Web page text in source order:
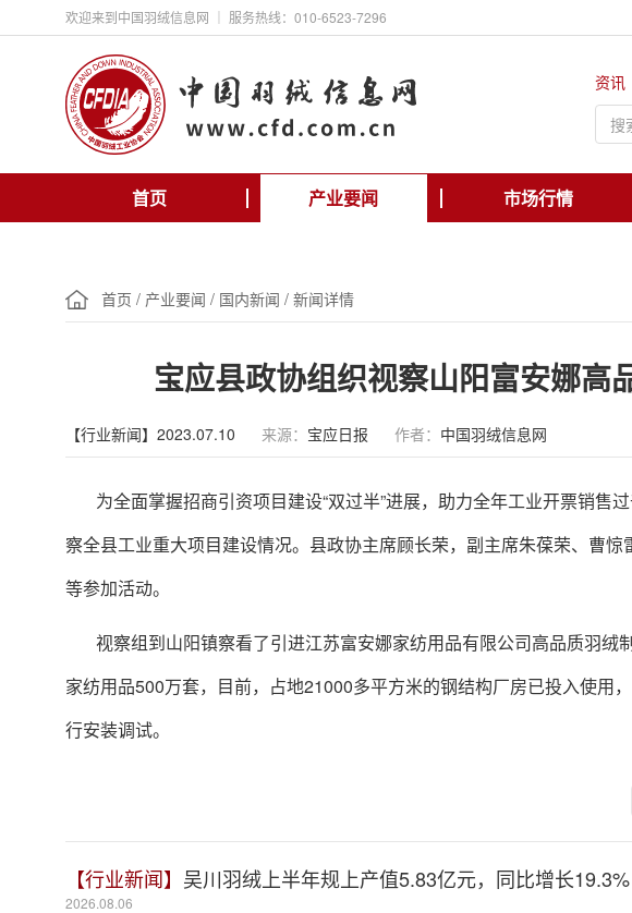
欢迎来到中国羽绒信息网 ｜ 服务热线：010-6523-7296
资讯
搜
首页 产业要闻 市场行情
首页 / 产业要闻 / 国内新闻 / 新闻详情
宝应县政协组织视察山阳富安娜高
【行业新闻】2023.07.10 来源： 宝应日报 作者： 中国羽绒信息网
为全面掌握招商引资项目建设“双过半”进展，助力全年工业开票销售
察全县工业重大项目建设情况。县政协主席顾长荣，副主席朱葆荣、曹
等参加活动。
视察组到山阳镇察看了引进江苏富安娜家纺用品有限公司高品质羽绒
家纺用品500万套，目前，占地21000多平方米的钢结构厂房已投入使用
行安装调试。
【行业新闻】 吴川羽绒上半年规上产值5.83亿元，同比增长19.3%
2026.08.06